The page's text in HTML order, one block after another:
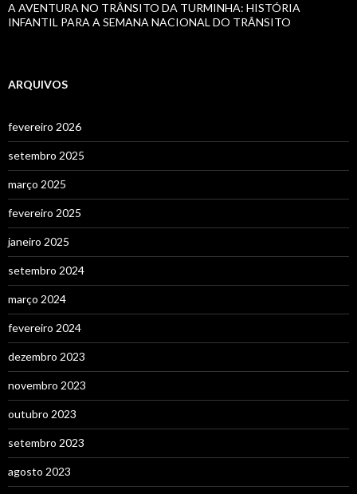
A AVENTURA NO TRÂNSITO DA TURMINHA: HISTÓRIA
INFANTIL PARA A SEMANA NACIONAL DO TRÂNSITO
ARQUIVOS
fevereiro 2026
setembro 2025
março 2025
fevereiro 2025
janeiro 2025
setembro 2024
março 2024
fevereiro 2024
dezembro 2023
novembro 2023
outubro 2023
setembro 2023
agosto 2023